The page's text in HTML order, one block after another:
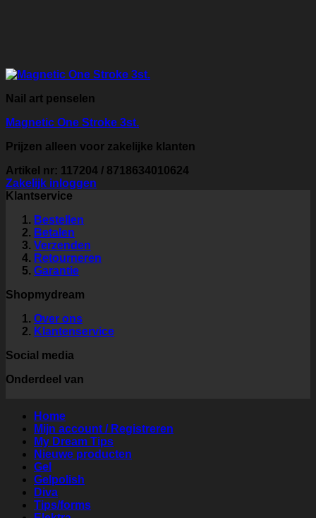
Nail art penselen
Magnetic One Stroke 3st.
Prijzen alleen voor zakelijke klanten
Artikel nr: 117204 / 8718634010624
Zakelijk inloggen
Klantservice
Bestellen
Betalen
Verzenden
Retourneren
Garantie
Shopmydream
Over ons
Klantenservice
Social media
Onderdeel van
Home
Mijn account / Registreren
My Dream Tips
Nieuwe producten
Gel
Gelpolish
Diva
Tips/forms